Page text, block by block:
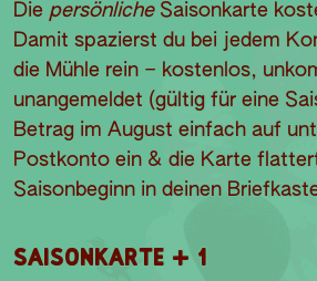
Die persönlicheSaisonkarte
Damit spazierst du bei jedem
die Mühle rein – kostenlos,
unangemeldet (gültig für eine
Betrag im August einfach auf
Postkonto ein & die Karte
Saisonbeginn in deinen
Saisonkarte + 1